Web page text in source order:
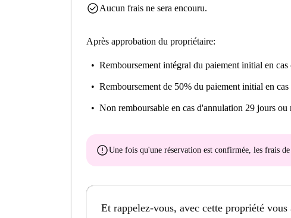
check_circleAucun frais ne sera encouru.
Après approbation du propriétaire:
Remboursement intégral du paiement initial en
Remboursement de 50% du paiement initial en
Non remboursable en cas d'annulation 29 jours
errorUne fois qu'une réservation est confirmée, les frais
Et rappelez-vous, avec cette propriété vous